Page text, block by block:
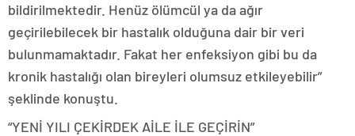
bildirilmektedir. Henüz ölümcül ya da ağır
geçirilebilecek bir hastalık olduğuna dair bir veri
bulunmamaktadır. Fakat her enfeksiyon gibi bu da
kronik hastalığı olan bireyleri olumsuz etkileyebilir”
şeklinde konuştu.
“YENİ YILI ÇEKİRDEK AİLE İLE GEÇİRİN”